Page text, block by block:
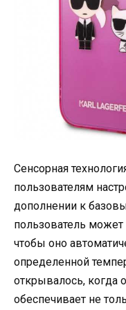
Сенсорная
пользователям
дополнении к
пользователь может
чтобы оно
определенной
открывалось, когда
обеспечивает не